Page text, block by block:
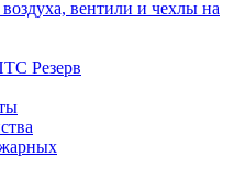
вентили и чехлы на
Резерв